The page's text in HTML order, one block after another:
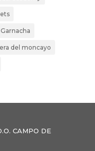
del moncayo
CAMPO DE